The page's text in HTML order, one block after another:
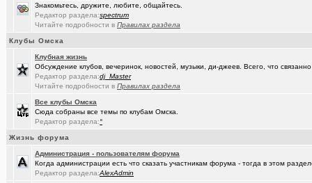
Знакомьтесь, дружите, любите, общайтесь.
Редактор раздела:spectrum
Читайте подробности в Правилах раздела
Клубы Омска
Клубная жизнь
Обсуждение клубов, вечеринок, новостей, музыки, ди-джеев. Всего, что
Редактор раздела:dj_Master
Читайте подробности в Правилах раздела
Все клубы Омска
Сюда собраны все темы по клубам Омска.
Редактор раздела:°
Жизнь форума
Администрация - пользователям форума
Когда администрации есть что сказать участникам форума - тогда в этом
Редактор раздела:AlexAdmin